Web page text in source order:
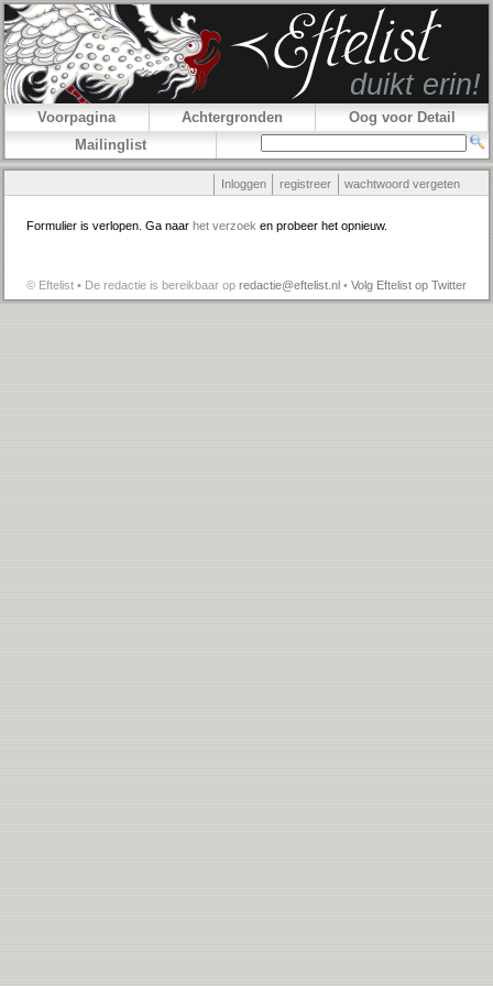
Voorpagina Achtergronden
Oog voor Detail
Mailinglist
Inloggen registreer wachtwoord vergeten
Formulier is verlopen. Ga naar het verzoek en probeer het opnieuw.
© Eftelist • De redactie is bereikbaar op redactie@eftelist.nl • Volg Eftelist op Twitter